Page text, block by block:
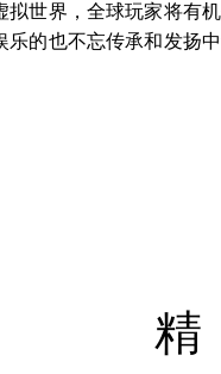
拟世界，全球玩家将有
的也不忘传承和发扬中